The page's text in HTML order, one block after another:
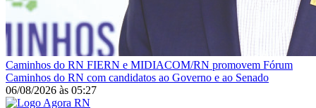
Caminhos do RN FIERN e MIDIACOM/RN promovem Fórum
Caminhos do RN com candidatos ao Governo e ao Senado
06/08/2026 às 05:27